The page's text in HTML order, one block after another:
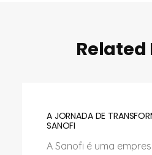
Related
A JORNADA DE
SANOFI
A Sanofi é uma